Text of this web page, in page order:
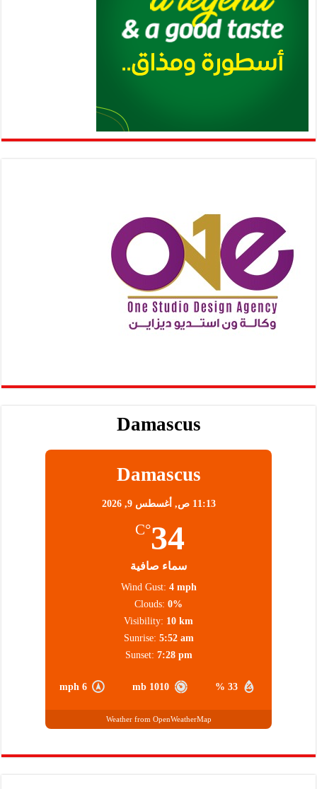
Damascus
Damascus
11:13 ص, أغسطس 9, 2026
34
°C
سماء صافية
33 %
1010 mb
6 mph
Wind Gust: 4 mph
Clouds: 0%
Visibility: 10 km
Sunrise: 5:52 am
Sunset: 7:28 pm
Weather from OpenWeatherMap